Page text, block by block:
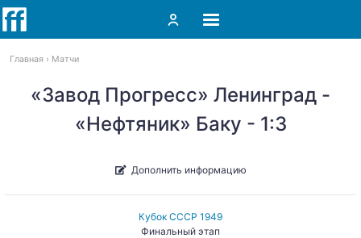
Главная Матчи
«Завод Прогресс» Ленинград -
«Нефтяник» Баку - 1:3
Дополнить информацию
Кубок СССР 1949
Финальный этап